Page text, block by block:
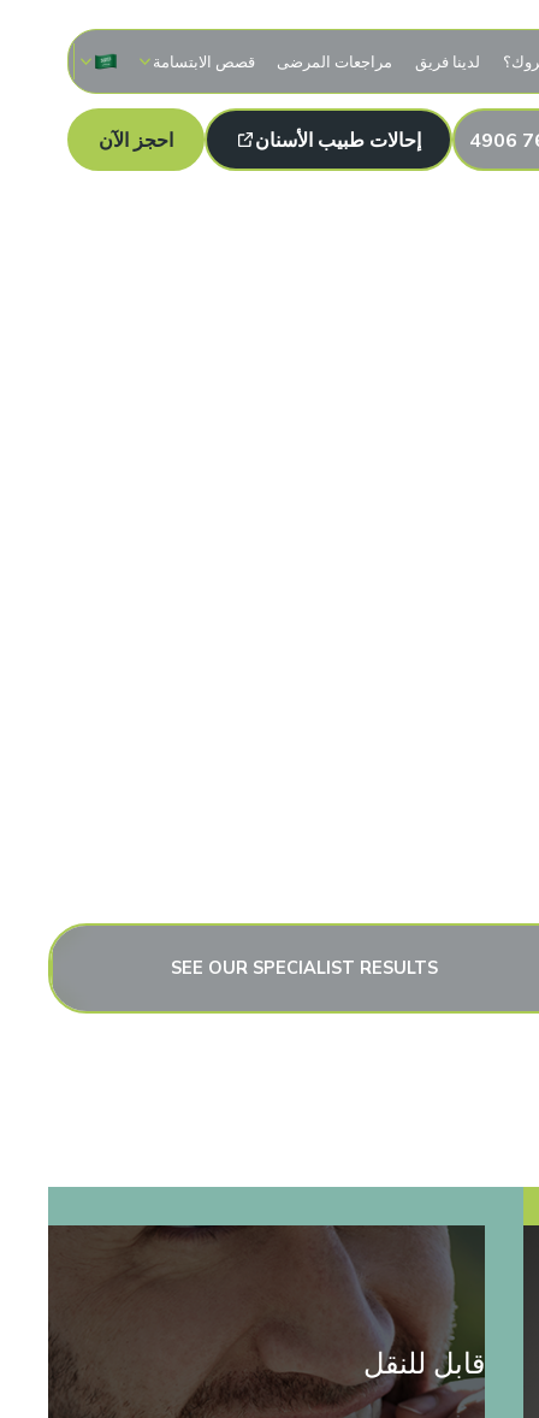
لدينا فريق مراجعات المرضى قصص الابتسامة
إحالات طبيب الأسنان احجز الآن
SEE OUR SPECIALIST RESULTS
قابل للنقل